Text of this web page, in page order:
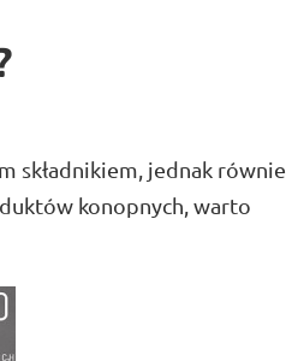
składnikiem, jednak równie
konopnych, warto